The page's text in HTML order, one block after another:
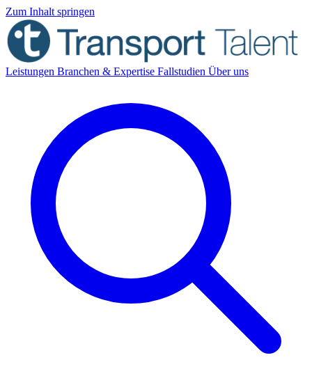
Zum Inhalt springen
Leistungen Branchen & Expertise Fallstudien Über uns